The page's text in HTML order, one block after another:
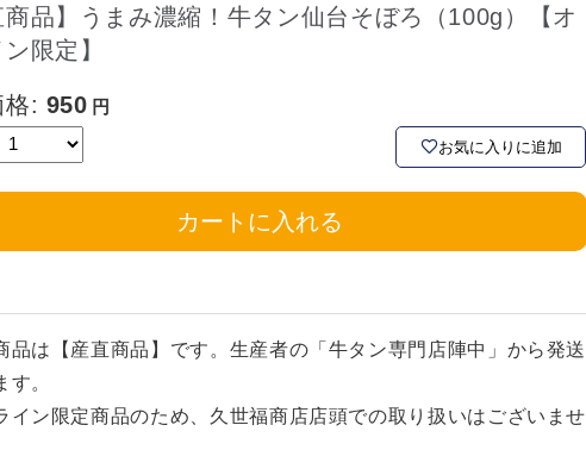
商品】うまみ濃縮！牛タン仙台そぼろ（100g）【オ
限定】
: 950
お気に入りに追加
カートに入れる
品は【産直商品】です。生産者の「牛タン専門店陣中」から発送
す。
イン限定商品のため、久世福商店店頭での取り扱いはございませ